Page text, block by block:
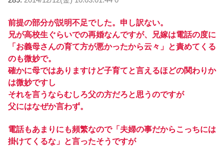
前提の部分が説明不足でした。申し訳ない。
兄が高校生ぐらいでの再婚なんですが、兄嫁は電話の度に
「お義母さんの育て方が悪かったから云々」と責めてくる
のも微妙で。
確かに母ではありますけど子育てと言えるほどの関わりか
は微妙ですし
それを言うならむしろ父の方だろと思うのですが
父にはなぜか言わず。
電話もあまりにも頻繁なので「夫婦の事だからこっちには
掛けてくるな」と言ったそうですが